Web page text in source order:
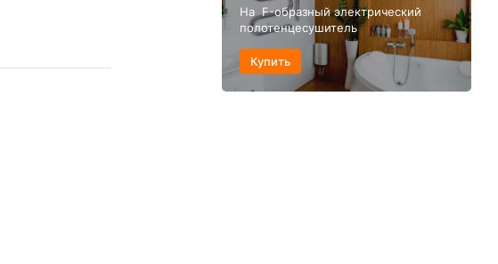
На F-образный электрический
полотенцесушитель
Купить